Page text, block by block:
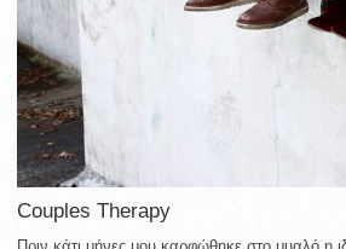
Couples Therapy
Πριν κάτι μήνες μου καρφώθηκε στο μυαλό η